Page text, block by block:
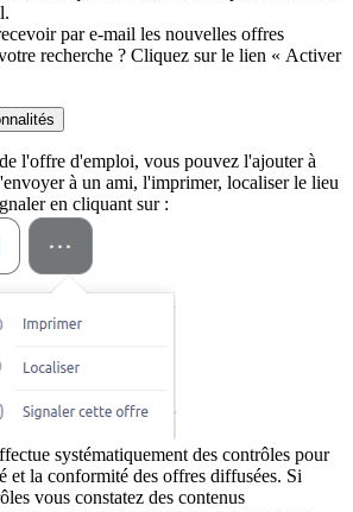
par e-mail les nouvelles offres
recherche ? Cliquez sur le lien « Activer
l'offre d'emploi, vous pouvez l'ajouter à
à un ami, l'imprimer, localiser le lieu
en cliquant sur :
systématiquement des contrôles pour
et la conformité des offres diffusées. Si
vous constatez des contenus